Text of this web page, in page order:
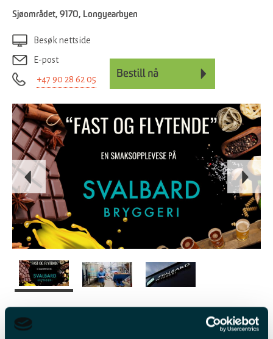
Sjøområdet, 9170, Longyearbyen
Besøk nettside
E-post
+47 90 28 62 05
Tilgjengelig